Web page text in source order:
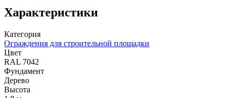
Характеристики
Категория
Ограждения для строительной площадки
Цвет
RAL 7042
Фундамент
Дерево
Высота